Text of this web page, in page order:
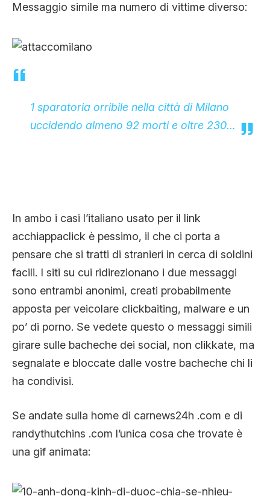
Messaggio simile ma numero di vittime diverso:
1 sparatoria orribile nella città di Milano
uccidendo almeno 92 morti e oltre 230…
In ambo i casi l’italiano usato per il link
acchiappaclick è pessimo, il che ci porta a
pensare che si tratti di stranieri in cerca di soldini
facili. I siti su cui ridirezionano i due messaggi
sono entrambi anonimi, creati probabilmente
apposta per veicolare clickbaiting, malware e un
po’ di porno. Se vedete questo o messaggi simili
girare sulle bacheche dei social, non clikkate, ma
segnalate e bloccate dalle vostre bacheche chi li
ha condivisi.
Se andate sulla home di carnews24h .com e di
randythutchins .com l’unica cosa che trovate è
una gif animata: